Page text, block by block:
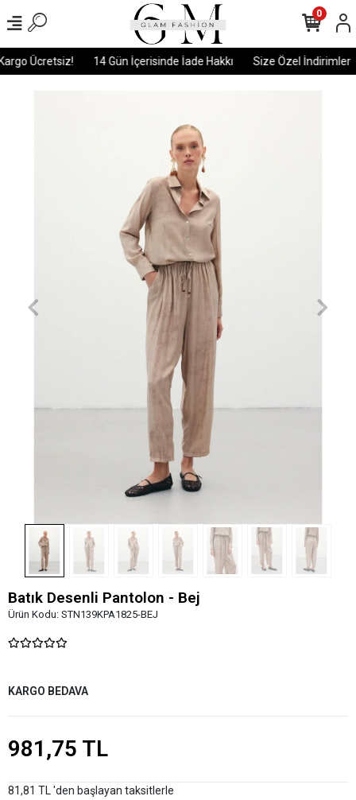
Ücretsiz! 14 Gün İçerisinde İade Hakkı Size Özel İndirimler
0
Batık Desenli Pantolon - Bej
Ürün Kodu: STN139KPA1825-BEJ
KARGO BEDAVA
981,75 TL
81,81 TL 'den başlayan taksitlerle